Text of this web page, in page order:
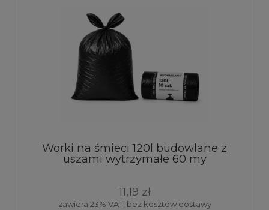
Worki na śmieci 120l budowlane z
uszami wytrzymałe 60 my
11,19 zł
zawiera 23% VAT, bez kosztów dostawy